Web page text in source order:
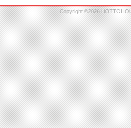
Copyright ©2026